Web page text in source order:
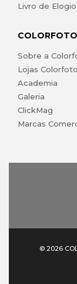
Livro de
COLORFOTO
Sobre a
Lojas Colorfoto
Academia
Galeria
ClickMag
Marcas
© 2026